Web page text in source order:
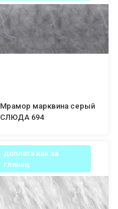
Мрамор марквина серый
СЛЮДА 694
доплата как за
глянец